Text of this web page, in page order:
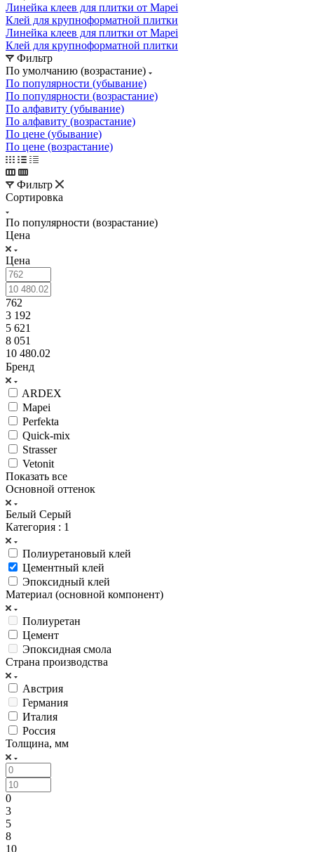
Линейка клеев для плитки от Mapei
Клей для крупноформатной плитки
Линейка клеев для плитки от Mapei
Клей для крупноформатной плитки
Фильтр
По умолчанию (возрастание)
По популярности (убывание)
По популярности (возрастание)
По алфавиту (убывание)
По алфавиту (возрастание)
По цене (убывание)
По цене (возрастание)
Фильтр
Сортировка
По популярности (возрастание)
Цена
Цена
762
3 192
5 621
8 051
10 480.02
Бренд
ARDEX
Mapei
Perfekta
Quick-mix
Strasser
Vetonit
Показать все
Основной оттенок
Белый Серый
Категория : 1
Полиуретановый клей
Цементный клей
Эпоксидный клей
Материал (основной компонент)
Полиуретан
Цемент
Эпоксидная смола
Страна производства
Австрия
Германия
Италия
Россия
Толщина, мм
0
3
5
8
10